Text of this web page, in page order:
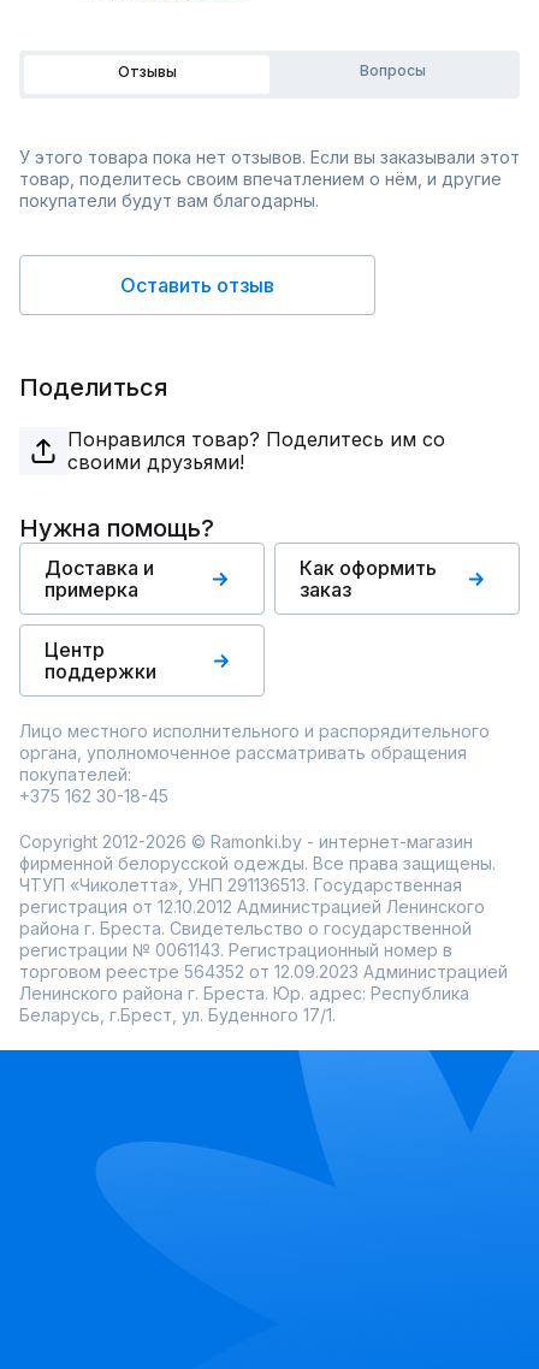
Отзывы Вопросы
У этого товара пока нет отзывов. Если вы заказывали этот
товар, поделитесь своим впечатлением о нём, и другие
покупатели будут вам благодарны.
Оставить отзыв
Поделиться
Понравился товар? Поделитесь им со
своими друзьями!
Нужна помощь?
Доставка и
примерка
Как оформить
заказ
Центр
поддержки
Лицо местного исполнительного и распорядительного
органа, уполномоченное рассматривать обращения
покупателей:
+375 162 30-18-45
Copyright 2012-2026 © Ramonki.by - интернет-магазин
фирменной белорусской одежды. Все права защищены.
ЧТУП «Чиколетта», УНП 291136513. Государственная
регистрация от 12.10.2012 Администрацией Ленинского
района г. Бреста. Свидетельство о государственной
регистрации № 0061143. Регистрационный номер в
торговом реестре 564352 от 12.09.2023 Администрацией
Ленинского района г. Бреста. Юр. адрес: Республика
Беларусь, г.Брест, ул. Буденного 17/1.